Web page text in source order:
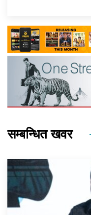
सम्बन्धित खवर